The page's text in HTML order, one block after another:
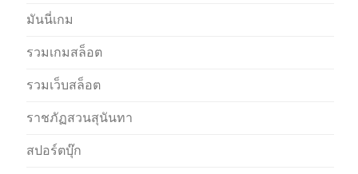
มันนี่เกม
รวมเกมสล็อต
รวมเว็บสล็อต
ราชภัฏสวนสุนันทา
สปอร์ตบุ๊ก